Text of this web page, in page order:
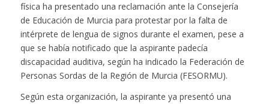
física ha presentado una reclamación ante la Consejería
de Educación de Murcia para protestar por la falta de
intérprete de lengua de signos durante el examen, pese a
que se había notificado que la aspirante padecía
discapacidad auditiva, según ha indicado la Federación de
Personas Sordas de la Región de Murcia (FESORMU).
Según esta organización, la aspirante ya presentó una